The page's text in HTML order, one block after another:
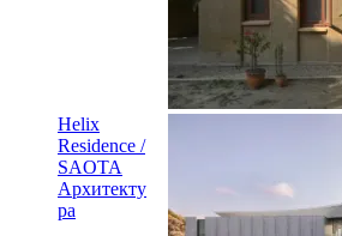
Helix
Residence /
SAOTA
Архитекту
ра